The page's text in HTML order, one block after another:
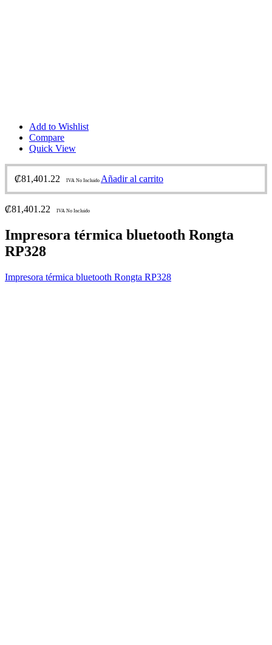
Add to Wishlist
Compare
Quick View
₡81,401.22 IVA No Incluido Añadir al carrito
₡81,401.22 IVA No Incluido
Impresora térmica bluetooth Rongta
RP328
Impresora térmica bluetooth Rongta RP328